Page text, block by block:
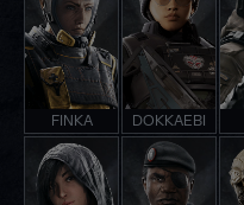
FINKA DOKKAEBI